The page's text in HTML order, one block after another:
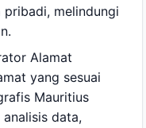
pribadi, melindungi
Alamat
yang sesuai
Mauritius
data,